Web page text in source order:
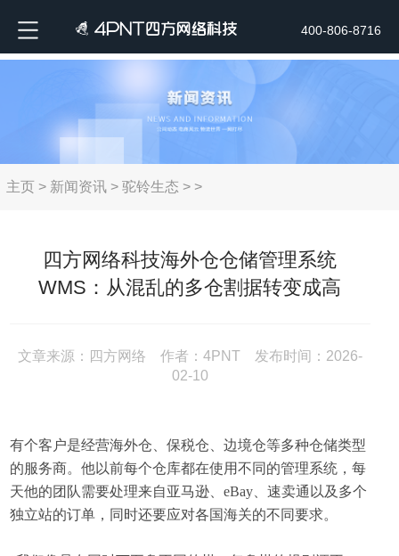
400-806-8716
主页> 新闻资讯> 驼铃生态 > >
四方网络科技海外仓仓储管理系统
WMS：从混乱的多仓割据转变成高
文章来源：四方网络 作者：4PNT 发布时间：2026-
02-10
有个客户是经营海外仓、保税仓、边境仓等多种仓储类型
的服务商。他以前每个仓库都在使用不同的管理系统，每
天他的团队需要处理来自亚马逊、eBay、速卖通以及多个
独立站的订单，同时还要应对各国海关的不同要求。